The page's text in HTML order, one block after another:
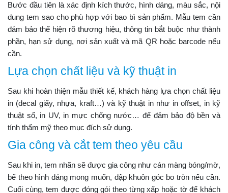
Bước đầu tiên là xác định kích thước, hình dáng, màu sắc, nội
dung tem sao cho phù hợp với bao bì sản phẩm. Mẫu tem cần
đảm bảo thể hiện rõ thương hiệu, thông tin bắt buộc như thành
phần, hạn sử dụng, nơi sản xuất và mã QR hoặc barcode nếu
cần.
Lựa chọn chất liệu và kỹ thuật in
Sau khi hoàn thiện mẫu thiết kế, khách hàng lựa chọn chất liệu
in (decal giấy, nhựa, kraft…) và kỹ thuật in như in offset, in kỹ
thuật số, in UV, in mực chống nước… để đảm bảo độ bền và
tính thẩm mỹ theo mục đích sử dụng.
Gia công và cắt tem theo yêu cầu
Sau khi in, tem nhãn sẽ được gia công như cán màng bóng/mờ,
bế theo hình dáng mong muốn, dập khuôn góc bo tròn nếu cần.
Cuối cùng, tem được đóng gói theo từng xấp hoặc tờ để khách